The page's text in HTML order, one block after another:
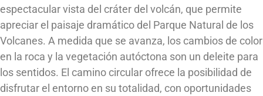
espectacular vista del cráter del volcán, que permite
apreciar el paisaje dramático del Parque Natural de los
Volcanes. A medida que se avanza, los cambios de color
en la roca y la vegetación autóctona son un deleite para
los sentidos. El camino circular ofrece la posibilidad de
disfrutar el entorno en su totalidad, con oportunidades